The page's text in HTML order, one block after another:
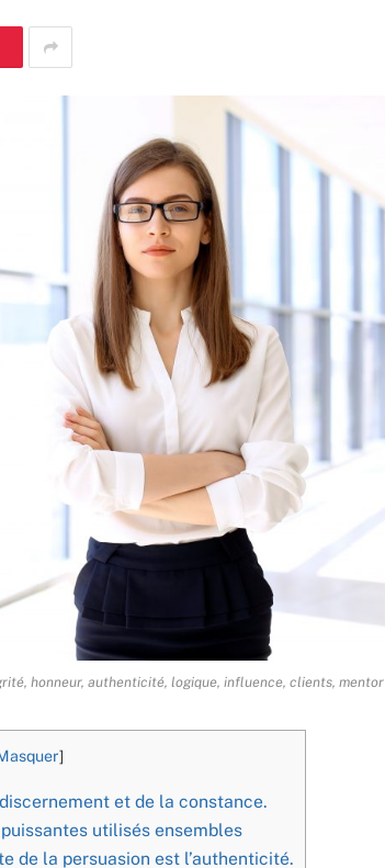
honneur, authenticité, logique, influence, clients, mentor
]
et de la constance.
utilisés ensembles
de la persuasion est l’authenticité.